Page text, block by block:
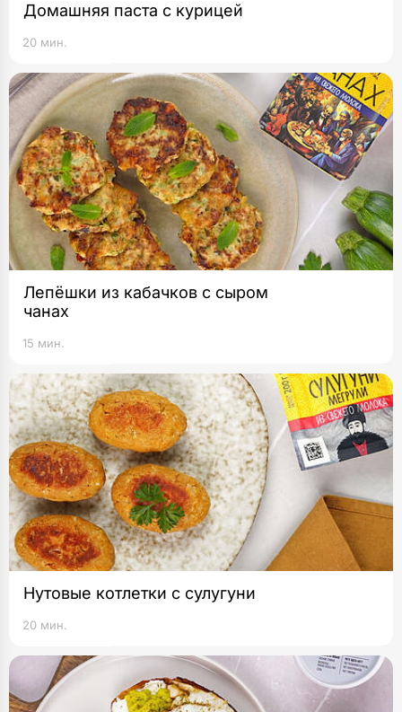
Домашняя паста с курицей
20 мин.
Лепёшки из кабачков с сыром
чанах
15 мин.
Нутовые котлетки с сулугуни
20 мин.